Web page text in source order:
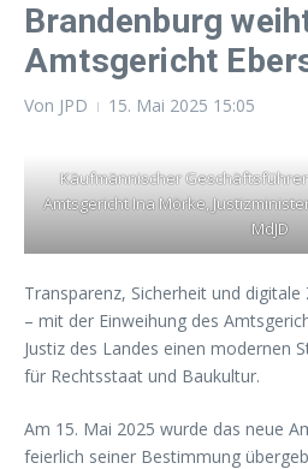
Brandenburg
Amtsgericht
Von JPD 15. Mai 2025 15:05
Käufmännischer
Amtsgericht Ina Mörke,
MdJD
Transparenz, Sicherheit und
– mit der Einweihung des
Justiz des Landes einen modernen
für Rechtsstaat und Baukultur.
Am 15. Mai 2025 wurde das neue
feierlich seiner Bestimmung